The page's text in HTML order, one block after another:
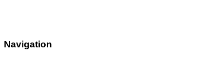
Navigation